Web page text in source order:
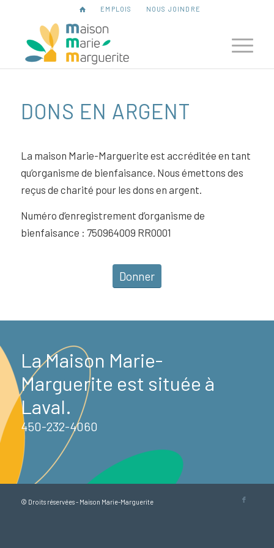
EMPLOIS NOUS JOINDRE
DONS EN ARGENT
La maison Marie-Marguerite est accréditée en tant
qu’organisme de bienfaisance. Nous émettons des
reçus de charité pour les dons en argent.
Numéro d’enregistrement d’organisme de
bienfaisance : 750964009 RR0001
Donner
La Maison Marie-
Marguerite est située à
Laval.
450-232-4060
© Droits réservées - Maison Marie-Marguerite